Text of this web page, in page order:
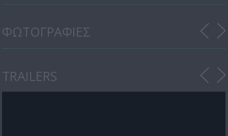
ΦΩΤΟΓΡΑΦΙΕΣ
TRAILERS